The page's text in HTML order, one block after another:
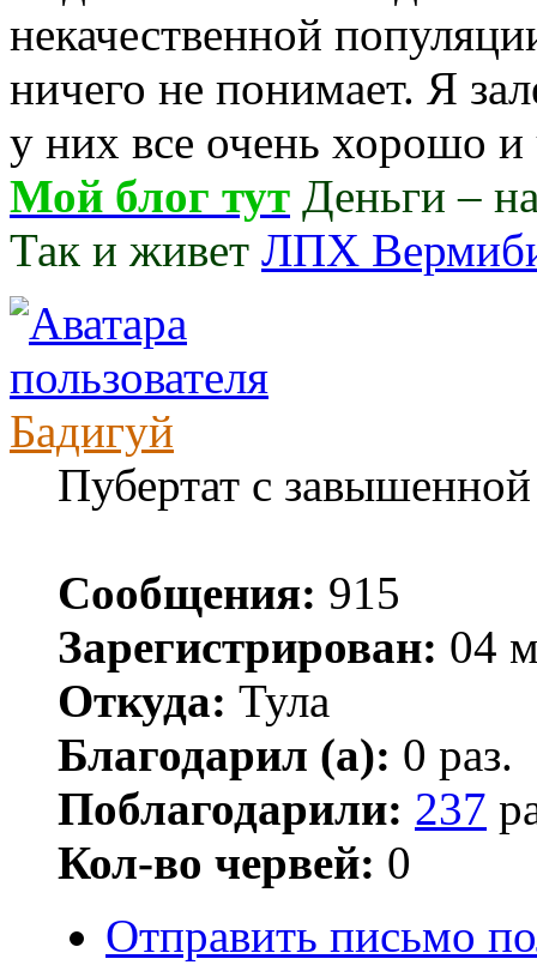
некачественной
ничего не понимает. Я
у них все очень хорошо
Мой блог тут Деньги –
Так и живет ЛПХ
Бадигуй
Пубертат с
Сообщения: 915
Зарегистрирован: 04
Откуда: Тула
Благодарил (а): 0 раз.
Поблагодарили: 237
Кол-во червей: 0
Отправить письмо